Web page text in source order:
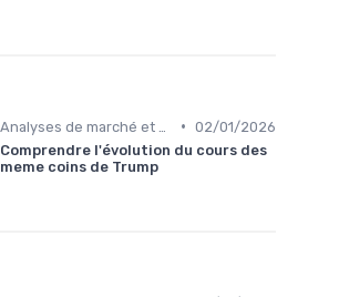
• 02/01/2026
Comprendre l'évolution du cours des
meme coins de Trump